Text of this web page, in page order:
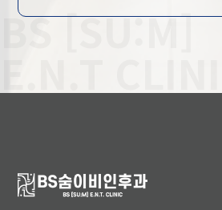
BS [SU:M]